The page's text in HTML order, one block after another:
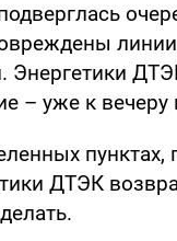
Энергетики
– уже к
ДТЭК